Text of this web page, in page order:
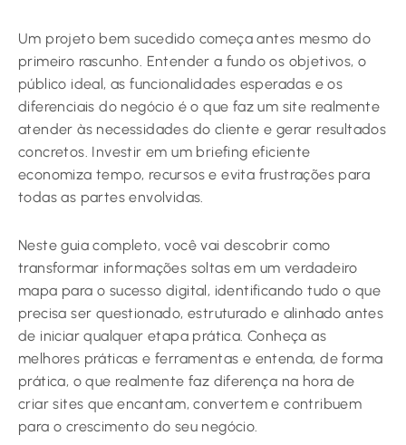
Um projeto bem sucedido começa antes mesmo do
primeiro rascunho. Entender a fundo os objetivos, o
público ideal, as funcionalidades esperadas e os
diferenciais do negócio é o que faz um site realmente
atender às necessidades do cliente e gerar resultados
concretos. Investir em um briefing eficiente
economiza tempo, recursos e evita frustrações para
todas as partes envolvidas.
Neste guia completo, você vai descobrir como
transformar informações soltas em um verdadeiro
mapa para o sucesso digital, identificando tudo o que
precisa ser questionado, estruturado e alinhado antes
de iniciar qualquer etapa prática. Conheça as
melhores práticas e ferramentas e entenda, de forma
prática, o que realmente faz diferença na hora de
criar sites que encantam, convertem e contribuem
para o crescimento do seu negócio.